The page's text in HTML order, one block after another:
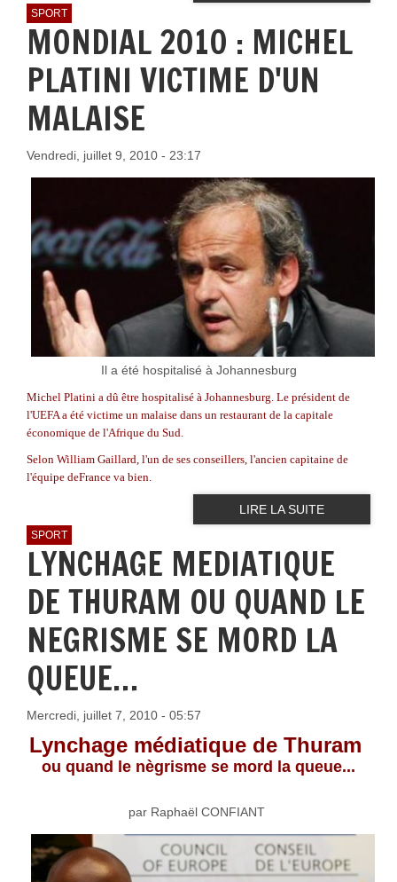
SPORT
MONDIAL 2010 : MICHEL
PLATINI VICTIME D'UN
MALAISE
Vendredi, juillet 9, 2010 - 23:17
Il a été hospitalisé à Johannesburg
Michel Platini a dû être hospitalisé à Johannesburg. Le président de
l'UEFA a été victime un malaise dans un restaurant de la capitale
économique de l'Afrique du Sud
Selon William Gaillard, l'un de ses conseillers, l'ancien capitaine de
l'équipe deFrance va bien.
LIRE LA SUITE
SPORT
LYNCHAGE MEDIATIQUE
DE THURAM OU QUAND LE
NEGRISME SE MORD LA
QUEUE…
Mercredi, juillet 7, 2010 - 05:57
Lynchage médiatique de Thuram
ou quand le nègrisme se mord la queue...
par Raphaël CONFIANT